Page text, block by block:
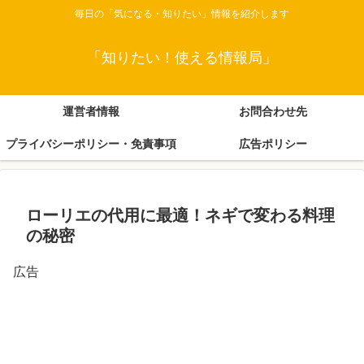
毎日の「気になる・知りたい」情報を紹介します
「知りたい！使える情報局」
運営者情報 お問合わせ先
プライバシーポリシー・免責事項 広告ポリシー
ローリエの代用に最適！ネギで変わる料理
の秘密
広告